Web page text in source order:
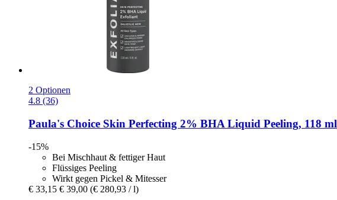
2 Optionen
4.8 (36)
Paula's Choice Skin Perfecting 2% BHA Liquid Peeling, 118 ml
-15%
Bei Mischhaut & fettiger Haut
Flüssiges Peeling
Wirkt gegen Pickel & Mitesser
€ 33,15 € 39,00 (€ 280,93 / l)